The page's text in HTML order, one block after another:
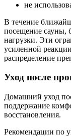
не
В течение
посещение сауны,
нагрузки. Эти
усиленной
распределение
Уход после
Домашний уход
поддержание
восстановления.
Рекомендации по